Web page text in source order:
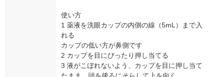
使い方
1 薬液を洗眼カップの内側の線（5mL）まで入
れる
カップの低い方が鼻側です
2 カップを目にぴったり押し当てる
3 液がこぼれないよう、カップを目に押し当て